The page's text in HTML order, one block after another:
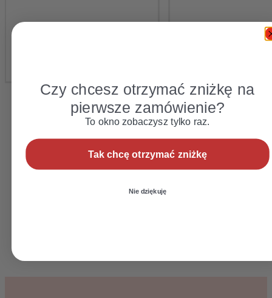
Czy chcesz otrzymać zniżkę na
pierwsze zamówienie?
To okno zobaczysz tylko raz.
Tak chcę otrzymać zniżkę
Nie dziękuję